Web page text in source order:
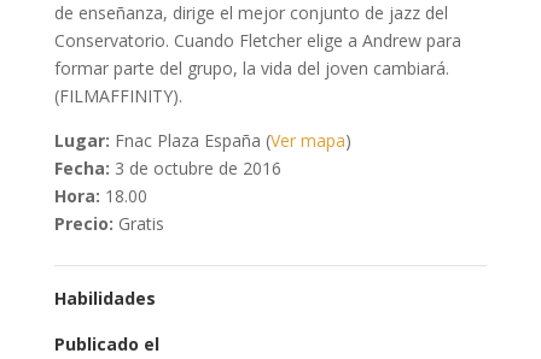
de enseñanza, dirige el mejor conjunto de jazz del
Conservatorio. Cuando Fletcher elige a Andrew para
formar parte del grupo, la vida del joven cambiará.
(FILMAFFINITY).
Lugar: Fnac Plaza España (Ver mapa)
Fecha: 3 de octubre de 2016
Hora: 18.00
Precio: Gratis
Habilidades
Publicado el